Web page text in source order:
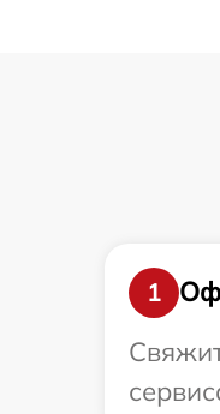
1